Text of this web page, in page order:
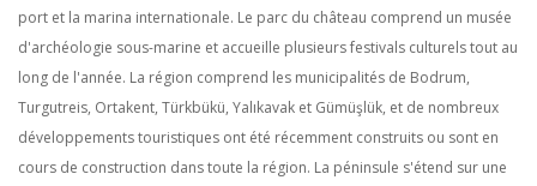
port et la marina internationale. Le parc du château comprend un musée
d'archéologie sous-marine et accueille plusieurs festivals culturels tout au
long de l'année. La région comprend les municipalités de Bodrum,
Turgutreis, Ortakent, Türkbükü, Yalıkavak et Gümüşlük, et de nombreux
développements touristiques ont été récemment construits ou sont en
cours de construction dans toute la région. La péninsule s'étend sur une